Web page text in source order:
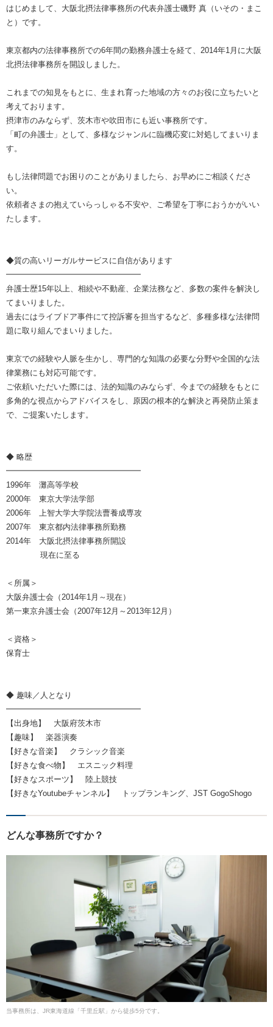
はじめまして、大阪北摂法律事務所の代表弁護士磯野 真（いその・まこ
と）です。
東京都内の法律事務所での6年間の勤務弁護士を経て、2014年1月に大阪
北摂法律事務所を開設しました。
これまでの知見をもとに、生まれ育った地域の方々のお役に立ちたいと
考えております。
摂津市のみならず、茨木市や吹田市にも近い事務所です。
「町の弁護士」として、多様なジャンルに臨機応変に対処してまいりま
す。
もし法律問題でお困りのことがありましたら、お早めにご相談くださ
い。
依頼者さまの抱えていらっしゃる不安や、ご希望を丁寧におうかがいい
たします。
◆質の高いリーガルサービスに自信があります
━━━━━━━━━━━━━━━━━
弁護士歴15年以上、相続や不動産、企業法務など、多数の案件を解決し
てまいりました。
過去にはライブドア事件にて控訴審を担当するなど、多種多様な法律問
題に取り組んでまいりました。
東京での経験や人脈を生かし、専門的な知識の必要な分野や全国的な法
律業務にも対応可能です。
ご依頼いただいた際には、法的知識のみならず、今までの経験をもとに
多角的な視点からアドバイスをし、原因の根本的な解決と再発防止策ま
で、ご提案いたします。
◆ 略歴
━━━━━━━━━━━━━━━━━
1996年 灘高等学校
2000年 東京大学法学部
2006年 上智大学大学院法曹養成専攻
2007年 東京都内法律事務所勤務
2014年 大阪北摂法律事務所開設
現在に至る
＜所属＞
大阪弁護士会（2014年1月～現在）
第一東京弁護士会（2007年12月～2013年12月）
＜資格＞
保育士
◆ 趣味／人となり
━━━━━━━━━━━━━━━━━
【出身地】 大阪府茨木市
【趣味】 楽器演奏
【好きな音楽】 クラシック音楽
【好きな食べ物】 エスニック料理
【好きなスポーツ】 陸上競技
【好きなYoutubeチャンネル】 トップランキング、JST GogoShogo
どんな事務所ですか？
当事務所は、JR東海道線「千里丘駅」から徒歩5分です。